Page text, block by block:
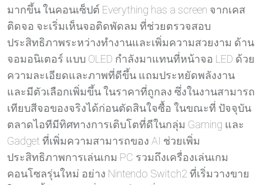
มากขึ้น ในคอนเซ็ปต์ Everything has a screen จากเคส
ติดจอ จะเริ่มเห็นจอติดพัดลม ที่ช่วยตรวจสอบ
ประสิทธิภาพระหว่างทำงานและเพิ่มความสวยงาม ด้าน
จอมอนิเตอร์ แบบ OLED กำลังมาแทนที่หน้าจอ LED ด้วย
ความละเอียดและภาพที่ดีขึ้น แถมประหยัดพลังงาน
และมีตัวเลือกเพิ่มขึ้น ในราคาที่ถูกลง ซึ่งในงานสามารถ
เทียบสีจอของจริงได้ก่อนตัดสินใจซื้อ ในขณะที่ ปัจจุบัน
ตลาดไอทีมีทิศทางการเติบโตที่ดีในกลุ่ม Gaming และ
Gadget ที่เพิ่มความสามารถของ AI ช่วยเพิ่ม
ประสิทธิภาพการเล่นเกม PC รวมถึงเครื่องเล่นเกม
คอนโซลรุ่นใหม่ อย่าง Nintendo Switch2 ที่เริ่มวางขาย